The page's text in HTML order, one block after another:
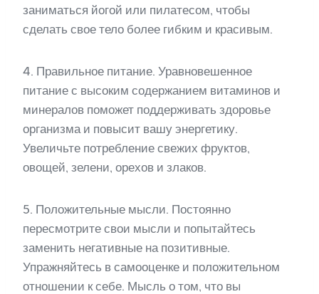
заниматься йогой или пилатесом, чтобы
сделать свое тело более гибким и красивым.
4. Правильное питание. Уравновешенное
питание с высоким содержанием витаминов и
минералов поможет поддерживать здоровье
организма и повысит вашу энергетику.
Увеличьте потребление свежих фруктов,
овощей, зелени, орехов и злаков.
5. Положительные мысли. Постоянно
пересмотрите свои мысли и попытайтесь
заменить негативные на позитивные.
Упражняйтесь в самооценке и положительном
отношении к себе. Мысль о том, что вы